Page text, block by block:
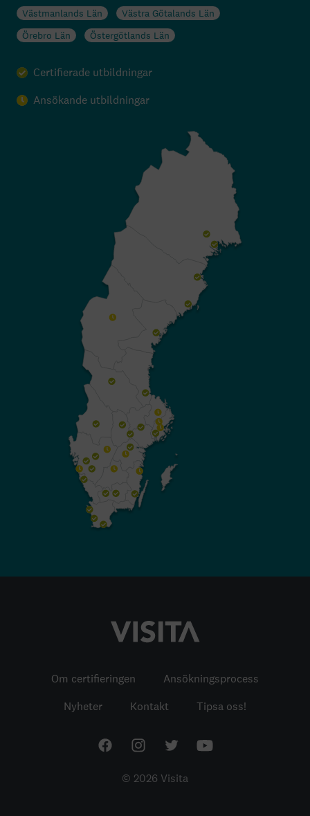
Västmanlands Län
Västra Götalands Län
Örebro Län
Östergötlands Län
Certifierade utbildningar
Ansökande utbildningar
Om certifieringen
Ansökningsprocess
Nyheter
Kontakt Tipsa oss!
© 2026 Visita